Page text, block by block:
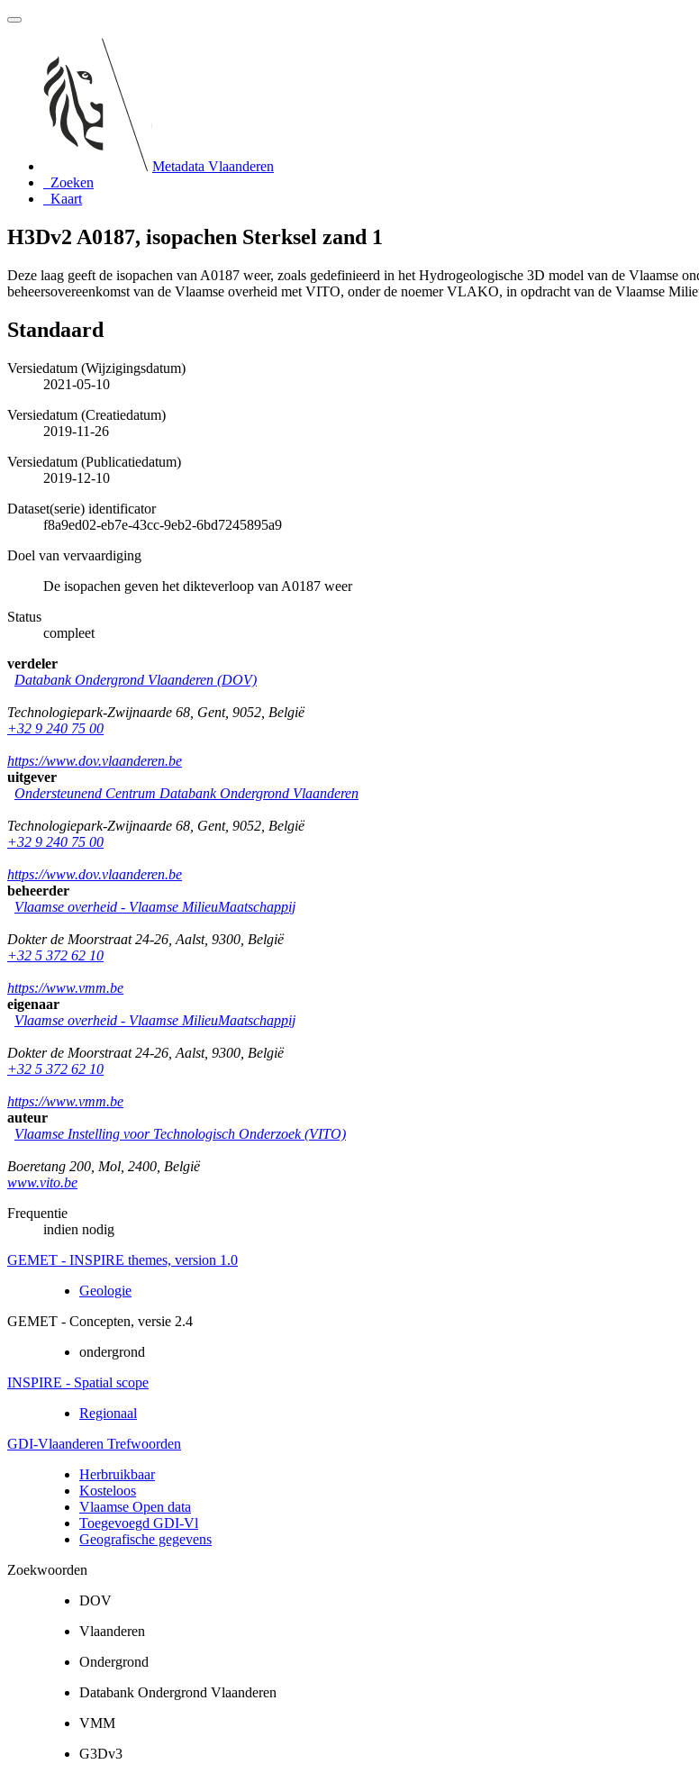
Metadata Vlaanderen
Zoeken
Kaart
H3Dv2 A0187, isopachen Sterksel zand 1
Deze laag geeft de isopachen van A0187 weer, zoals gedefinieerd in het Hydrogeologische 3D model van de Vlaamse
beheersovereenkomst van de Vlaamse overheid met VITO, onder de noemer VLAKO, in opdracht van de Vlaamse
Standaard
Versiedatum (Wijzigingsdatum)
2021-05-10
Versiedatum (Creatiedatum)
2019-11-26
Versiedatum (Publicatiedatum)
2019-12-10
Dataset(serie) identificator
f8a9ed02-eb7e-43cc-9eb2-6bd7245895a9
Doel van vervaardiging
De isopachen geven het dikteverloop van A0187 weer
Status
compleet
verdeler
Databank Ondergrond Vlaanderen (DOV)
Technologiepark-Zwijnaarde 68 Gent, 9052 België
+32 9 240 75 00
https://www.dov.vlaanderen.be
uitgever
Ondersteunend Centrum Databank Ondergrond Vlaanderen
Technologiepark-Zwijnaarde 68 Gent, 9052 België
+32 9 240 75 00
https://www.dov.vlaanderen.be
beheerder
Vlaamse overheid - Vlaamse MilieuMaatschappij
Dokter de Moorstraat 24-26 Aalst, 9300 België
+32 5 372 62 10
https://www.vmm.be
eigenaar
Vlaamse overheid - Vlaamse MilieuMaatschappij
Dokter de Moorstraat 24-26 Aalst, 9300 België
+32 5 372 62 10
https://www.vmm.be
auteur
Vlaamse Instelling voor Technologisch Onderzoek (VITO)
Boeretang 200 Mol 2400 België
www.vito.be
Frequentie
indien nodig
GEMET - INSPIRE themes, version 1.0
Geologie
GEMET - Concepten, versie 2.4
ondergrond
INSPIRE - Spatial scope
Regionaal
GDI-Vlaanderen Trefwoorden
Herbruikbaar
Kosteloos
Vlaamse Open data
Toegevoegd GDI-Vl
Geografische gegevens
Zoekwoorden
DOV
Vlaanderen
Ondergrond
Databank Ondergrond Vlaanderen
VMM
G3Dv3